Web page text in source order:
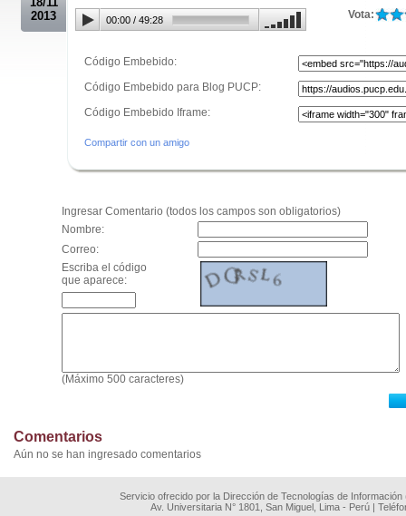
2013
Vota:
00:00 / 49:28
Código Embebido:
Código Embebido para Blog PUCP:
Código Embebido Iframe:
Compartir con un amigo
Ingresar Comentario (todos los campos son obligatorios)
Nombre:
Correo:
Escriba el código
que aparece:
(Máximo 500 caracteres)
Comentarios
Aún no se han ingresado comentarios
Servicio ofrecido por la Dirección de Tecnologías de
Av. Universitaria N° 1801, San Miguel, Lima - Perú |